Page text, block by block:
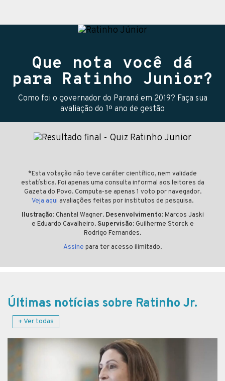
Que nota você dá
para Ratinho Junior?
Como foi o governador do Paraná em 2019? Faça sua
avaliação do 1º ano de gestão
*Esta votação não teve caráter científico, nem validade
estatística. Foi apenas uma consulta informal aos leitores da
Gazeta do Povo. Computa-se apenas 1 voto por navegador.
Veja aqui avaliações feitas por institutos de pesquisa.
Ilustração: Chantal Wagner. Desenvolvimento: Marcos Jaski
e Eduardo Cavalheiro. Supervisão: Guilherme Storck e
Rodrigo Fernandes.
Assine para ter acesso ilimitado.
Últimas notícias sobre Ratinho Jr.
+ Ver todas